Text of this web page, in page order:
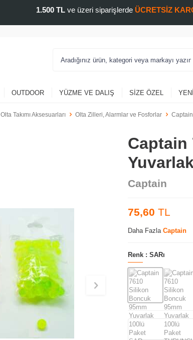
1.500 TLve üzeri siparişlerde ÜCRETSİZ
OUTDOOR YÜZME VE DALIŞ SIZE ÖZEL
Olta Takımı Aksesuarları Olta Zilleri, Alarmlar ve Fosforlar
Captain
Captain
75,60 TL
Daha Fazla Captain
Renk : SARı